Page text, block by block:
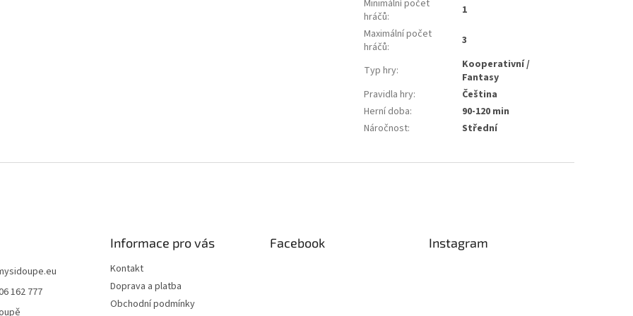
Minimální počet
hráčů:
1
Maximální počet
hráčů: 3
Typ hry:
Kooperativní /
Fantasy
Pravidla hry:
Čeština
Herní doba:
90-120 min
Náročnost: Střední
162 777
Informace pro vás
Kontakt
Doprava a platba
Obchodní podmínky
Facebook Instagram